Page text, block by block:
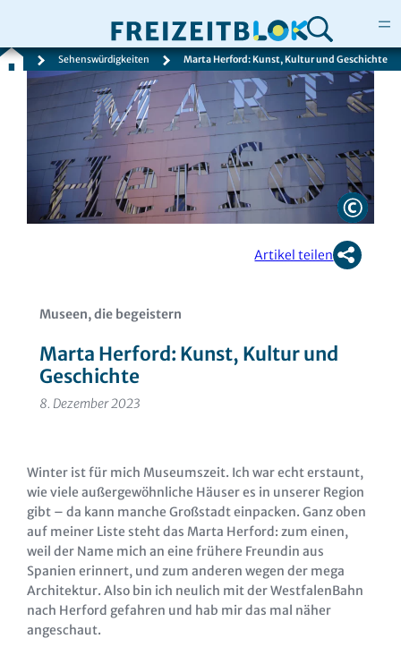
Zum
springen
Sehenswürdigkeiten Marta Herford: Kunst, Kultur und Geschichte
Museen, die begeistern
Marta Herford: Kunst, Kultur und
Geschichte
8. Dezember 2023
Artikel teilen
Winter ist für mich Museumszeit. Ich war echt erstaunt,
wie viele außergewöhnliche Häuser es in unserer Region
gibt – da kann manche Großstadt einpacken. Ganz oben
auf meiner Liste steht das Marta Herford: zum einen,
weil der Name mich an eine frühere Freundin aus
Spanien erinnert, und zum anderen wegen der mega
Architektur. Also bin ich neulich mit der WestfalenBahn
nach Herford gefahren und hab mir das mal näher
angeschaut.